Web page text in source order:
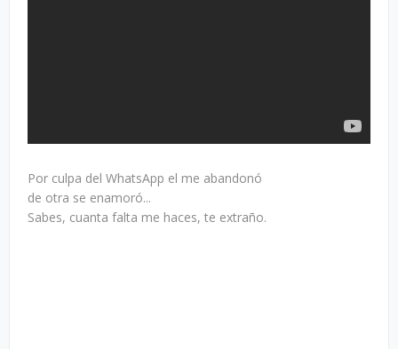
Por culpa del WhatsApp el me abandonó
de otra se enamoró...
Sabes, cuanta falta me haces, te extraño.